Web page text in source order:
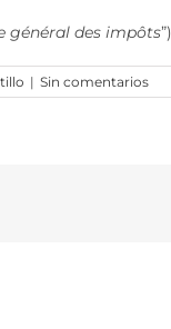
général des impôts”)
| Sin comentarios